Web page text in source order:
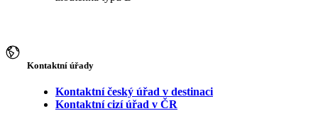
Kontaktní úřady
Kontaktní český úřad v destinaci
Kontaktní cizí úřad v ČR